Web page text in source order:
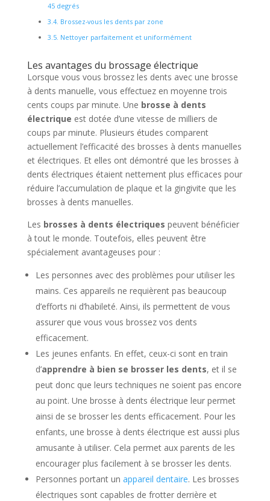
45 degrés
3.4. Brossez-vous les dents par zone
3.5. Nettoyer parfaitement et uniformément
Les avantages du brossage électrique
Lorsque vous vous brossez les dents avec une brosse
à dents manuelle, vous effectuez en moyenne trois
cents coups par minute. Une brosse à dents
électrique est dotée d’une vitesse de milliers de
coups par minute. Plusieurs études comparent
actuellement l’efficacité des brosses à dents manuelles
et électriques. Et elles ont démontré que les brosses à
dents électriques étaient nettement plus efficaces pour
réduire l’accumulation de plaque et la gingivite que les
brosses à dents manuelles.
Les brosses à dents électriques peuvent bénéficier
à tout le monde. Toutefois, elles peuvent être
spécialement avantageuses pour :
Les personnes avec des problèmes pour utiliser les
mains. Ces appareils ne requièrent pas beaucoup
d’efforts ni d’habileté. Ainsi, ils permettent de vous
assurer que vous vous brossez vos dents
efficacement.
Les jeunes enfants. En effet, ceux-ci sont en train
d’apprendre à bien se brosser les dents, et il se
peut donc que leurs techniques ne soient pas encore
au point. Une brosse à dents électrique leur permet
ainsi de se brosser les dents efficacement. Pour les
enfants, une brosse à dents électrique est aussi plus
amusante à utiliser. Cela permet aux parents de les
encourager plus facilement à se brosser les dents.
Personnes portant un appareil dentaire. Les brosses
électriques sont capables de frotter derrière et